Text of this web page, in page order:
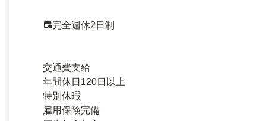
完全週休2日制
交通費支給
年間休日120日以上
特別休暇
雇用保険完備